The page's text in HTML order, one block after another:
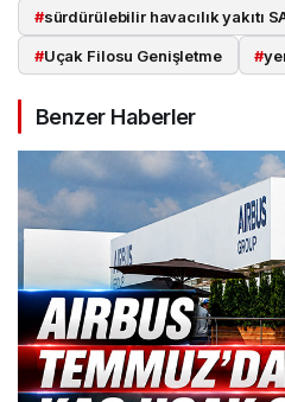
#sürdürülebilir havacılık yakıtı
#Uçak Filosu Genişletme #
Benzer Haberler